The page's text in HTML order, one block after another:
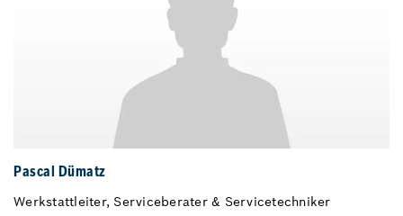
Pascal Dümatz
Werkstattleiter, Serviceberater & Servicetechniker